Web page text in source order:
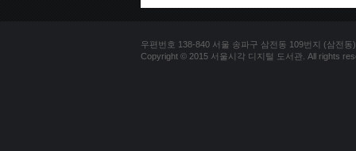
우편번호 138-840 서울 송파구 삼전동 109번지 (삼전
Copyright © 2015 서울시각 디지털 도서관. All rights